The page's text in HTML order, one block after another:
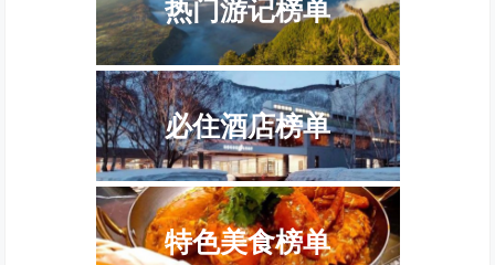
热门游记榜单
必住酒店榜单
特色美食榜单